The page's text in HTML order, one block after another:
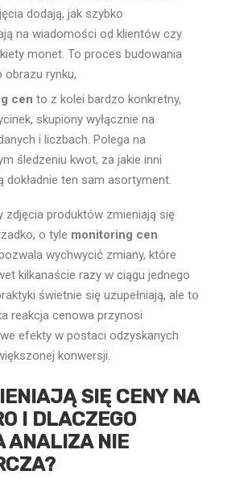
dodają, jak szybko
na wiadomości od klientów czy
monet. To proces budowania
obrazu rynku,
cen to z kolei bardzo konkretny,
skupiony wyłącznie na
i liczbach. Polega na
śledzeniu kwot, za jakie inni
dokładnie ten sam asortyment.
zdjęcia produktów zmieniają się
o tyle monitoring cen
wychwycić zmiany, które
kilkanaście razy w ciągu jednego
świetnie się uzupełniają, ale to
reakcja cenowa przynosi
efekty w postaci odzyskanych
konwersji.
SIĘ CENY NA
I DLACZEGO
ANALIZA NIE